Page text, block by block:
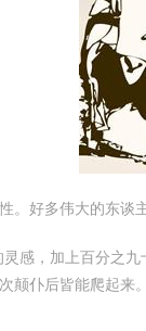
。好多伟大的东谈
感，加上百分之
颠仆后皆能爬起来